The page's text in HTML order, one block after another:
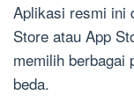
Aplikasi resmi ini
Store atau App
memilih berbagai
beda.